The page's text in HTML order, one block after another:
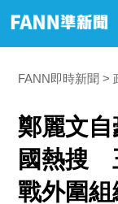
FANN即時新聞
鄭麗文
國熱搜
戰外圍